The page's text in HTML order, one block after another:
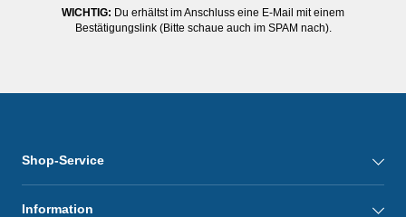
WICHTIG: Du erhältst im Anschluss eine E-Mail mit einem
Bestätigungslink (Bitte schaue auch im SPAM nach).
Shop-Service
Information